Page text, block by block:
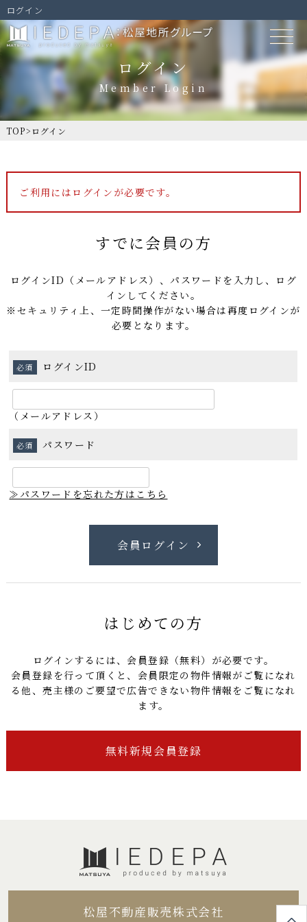
ログイン
TOP> ログイン
ログイン
ご利用にはログインが必要です。
すでに会員の方
ログインID（メールアドレス）、パスワードを入力し、ログ
インしてください。
※セキュリティ上、一定時間操作がない場合は再度ログインが
必要となります。
ログインID
（メールアドレス）
パスワード
≫パスワードを忘れた方はこちら
はじめての方
ログインするには、 会員登録（無料） が必要です。
会員登録を行って頂くと、会員限定の物件情報がご覧になれ
る他、売主様のご要望で広告できない物件情報をご覧になれ
ます。
無料新規会員登録
松屋不動産販売株式会社